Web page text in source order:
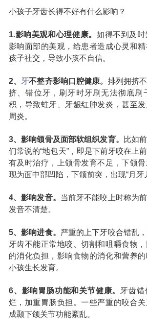
收费标准charge standard
小孩子牙齿长得不好有什么影响？
1.影响美观和心理健康。 如得不到及
影响面部的美观，给患者造成心灵和
孩子社交，导致小孩不自信。
2、 牙不整齐影响口腔健康。 排列拥挤
挤、错位牙，刷牙时牙刷无法彻底刷
积，导致蛀牙、牙龈红肿发炎，甚至
周炎。
3、影响颌骨及面部软组织发育。
比如
们常说的“地包天”，即是下前牙咬在上
有及时治疗，上颌骨发育不足，下颌
现为面中部凹陷，下颌前突，出现“月牙
4、影响发音。 当前牙不能咬上时称为
发音不清楚。
5、影响进食。 严重的上下牙咬合错乱
牙齿不能正常地咬、切割和咀嚼食物
的消化负担，影响食物的消化和营养
小孩生长发育。
6、影响胃肠功能和关节健康。
牙齿
烂，加重胃肠负担。一些严重的咬合
成颞下颌关节功能紊乱。